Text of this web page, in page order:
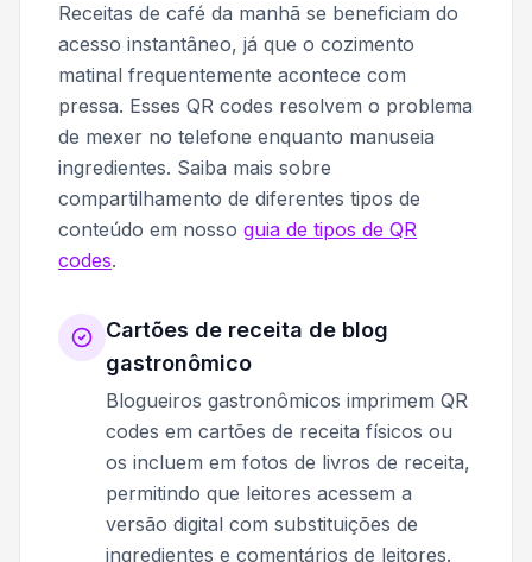
Receitas de café da manhã se beneficiam do
acesso instantâneo, já que o cozimento
matinal frequentemente acontece com
pressa. Esses QR codes resolvem o problema
de mexer no telefone enquanto manuseia
ingredientes. Saiba mais sobre
compartilhamento de diferentes tipos de
conteúdo em nosso guia de tipos de QR
codes.
Cartões de receita de blog
gastronômico
Blogueiros gastronômicos imprimem QR
codes em cartões de receita físicos ou
os incluem em fotos de livros de receita,
permitindo que leitores acessem a
versão digital com substituições de
ingredientes e comentários de leitores.